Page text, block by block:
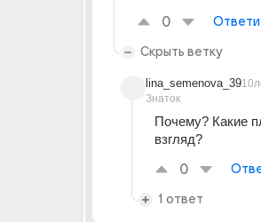
0
Скрыть ветку
lina_semenova_39
Знаток
Почему? Какие
взгляд?
0
1 ответ